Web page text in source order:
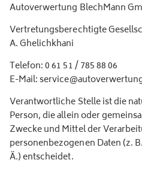
Autoverwertung BlechMann
Vertretungsberechtigte
A. Ghelichkhani
Telefon: 0 61 51 / 785 88 06
E-Mail:
Verantwortliche Stelle ist die
Person, die allein oder
Zwecke und Mittel der
personenbezogenen Daten (z.
Ä.) entscheidet.